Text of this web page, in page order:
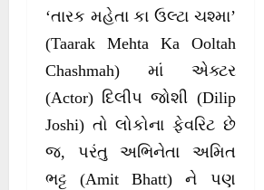
‘તારક મહેતા કા ઉલ્ટા ચશ્મા’
(Taarak Mehta Ka Ooltah
Chashmah) માં એક્ટર
(Actor) દિલીપ જોશી (Dilip
Joshi) તો લોકોના ફેવરિટ છે
જ, પરંતુ અભિનેતા અમિત
ભટ્ટ (Amit Bhatt) ને પણ